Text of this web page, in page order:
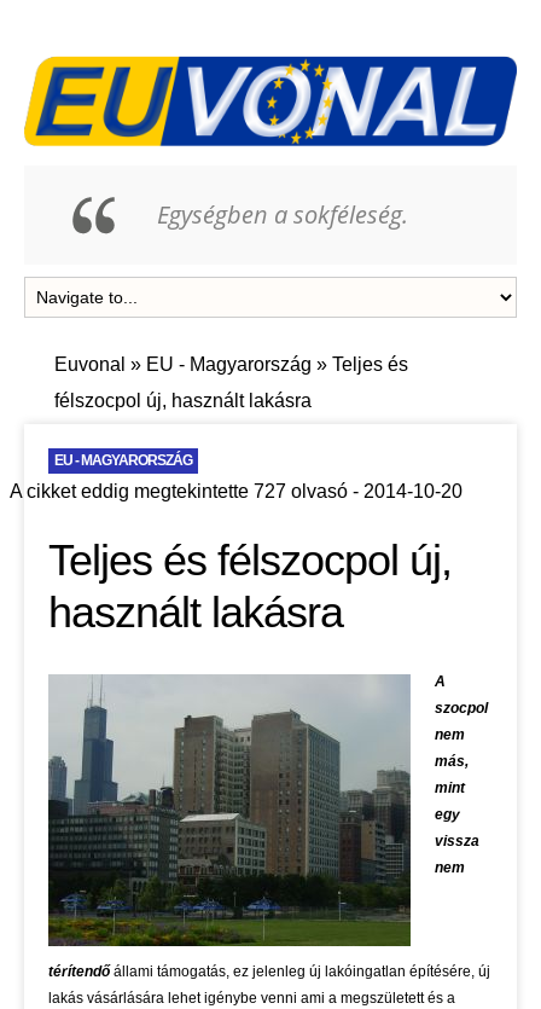
Egységben a sokféleség.
Euvonal » EU - Magyarország » Teljes és
félszocpol új, használt lakásra
EU - MAGYARORSZÁG
A cikket eddig megtekintette 727 olvasó - 2014-10-20
Teljes és félszocpol új,
használt lakásra
A
szocpol
nem
más,
mint
egy
vissza
nem
térítendő állami támogatás, ez jelenleg új lakóingatlan építésére, új
lakás vásárlására lehet igénybe venni ami a megszületett és a